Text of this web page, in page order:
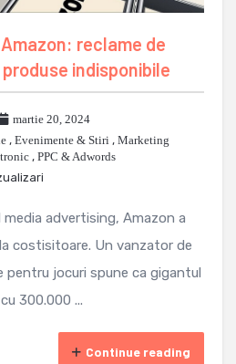
reclame de
indisponibile
martie 20, 2024
, Evenimente & Stiri , Marketing
, PPC & Adwords
media advertising, Amazon a
costisitoare. Un vanzator de
pentru jocuri spune ca gigantul
300.000 ...
Continue reading